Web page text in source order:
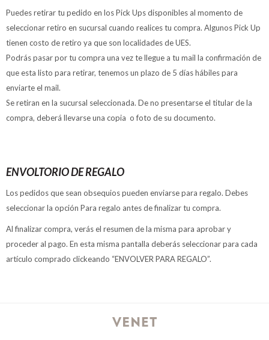
Puedes retirar tu pedido en los Pick Ups disponibles al momento de
seleccionar retiro en sucursal cuando realices tu compra. Algunos Pick Up
tienen costo de retiro ya que son localidades de UES.
Podrás pasar por tu compra una vez te llegue a tu mail la confirmación de
que esta listo para retirar, tenemos un plazo de 5 días hábiles para
enviarte el mail.
Se retiran en la sucursal seleccionada. De no presentarse el titular de la
compra, deberá llevarse una copia o foto de su documento.
ENVOLTORIO DE REGALO
Los pedidos que sean obsequios pueden enviarse para regalo. Debes
seleccionar la opción Para regalo antes de finalizar tu compra.
Al finalizar compra, verás el resumen de la misma para aprobar y
proceder al pago. En esta misma pantalla deberás seleccionar para cada
artículo comprado clickeando “ENVOLVER PARA REGALO”.